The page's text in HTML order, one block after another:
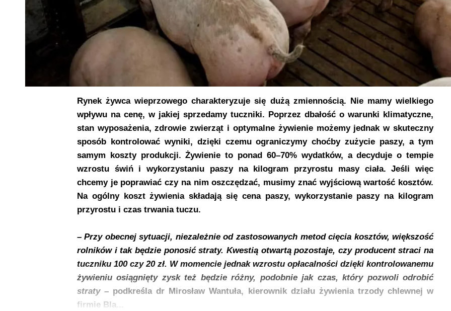
Rynek żywca wieprzowego charakteryzuje się dużą zmiennością. Nie mamy wielkiego
wpływu na cenę, w jakiej sprzedamy tuczniki. Poprzez dbałość o warunki klimatyczne,
stan wyposażenia, zdrowie zwierząt i optymalne żywienie możemy jednak w skuteczny
sposób kontrolować wyniki, dzięki czemu ograniczymy choćby zużycie paszy, a tym
samym koszty produkcji. Żywienie to ponad 60–70% wydatków, a decyduje o tempie
wzrostu świń i wykorzystaniu paszy na kilo­gram przyrostu masy ciała. Jeśli więc
chcemy je poprawiać czy na nim oszczędzać, musimy znać wyjściową wartość kosztów.
Na ogólny koszt żywienia składają się cena paszy, wykorzystanie paszy na kilo­gram
przyrostu i czas trwania tuczu.
– Przy obecnej sytuacji, niezależnie od zastosowanych metod cięcia kosztów, większość
rolników i tak będzie ponosić straty. Kwestią otwartą pozostaje, czy producent straci na
tuczniku 100 czy 20 zł. W momencie jednak wzrostu opłacalności dzięki kontrolowanemu
żywieniu osiągnięty zysk też będzie różny, podobnie jak czas, który pozwoli odrobić
straty– podkreśla dr Mirosław Wantuła, kierownik działu żywienia trzody chlewnej w
firmie Bla...